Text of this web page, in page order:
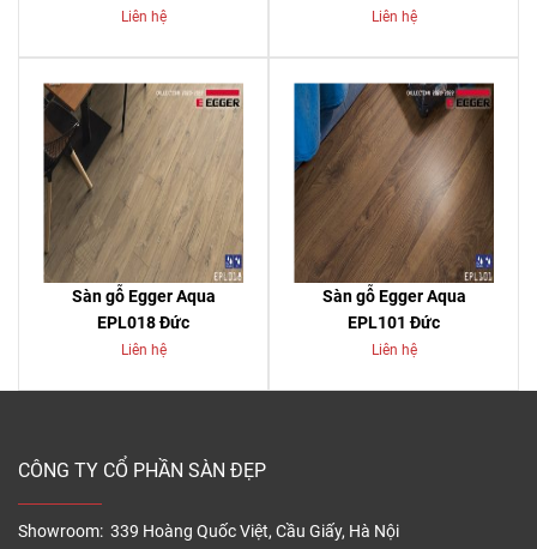
Liên hệ Liên hệ
Sàn gỗ Egger Aqua
EPL018 Đức
Liên hệ
Sàn gỗ Egger Aqua
EPL101 Đức
Liên hệ
CÔNG TY CỔ PHẦN SÀN ĐẸP
Showroom: 339 Hoàng Quốc Việt, Cầu Giấy, Hà Nội